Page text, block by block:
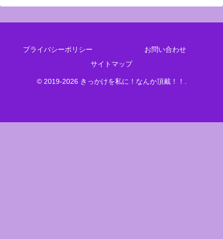
プライバシーポリシー
お問い合わせ
サイトマップ
© 2019-2026 きっかけを私に！なんか頂戴！！.